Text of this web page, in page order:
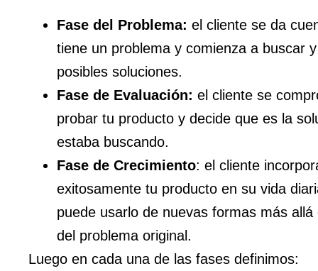
Fase del Problema: el cliente se da
tiene un problema y comienza a buscar
posibles soluciones.
Fase de Evaluación: el cliente se
probar tu producto y decide que es la
estaba buscando.
Fase de Crecimiento: el cliente
exitosamente tu producto en su vida
puede usarlo de nuevas formas más allá
del problema original.
Luego en cada una de las fases definimos: